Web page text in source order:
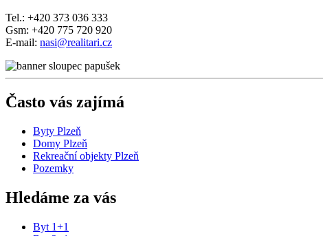
Tel.: +420 373 036 333
Gsm: +420 775 720 920
E-mail: nasi@realitari.cz
Často vás zajímá
Byty Plzeň
Domy Plzeň
Rekreační objekty Plzeň
Pozemky
Hledáme za vás
Byt 1+1